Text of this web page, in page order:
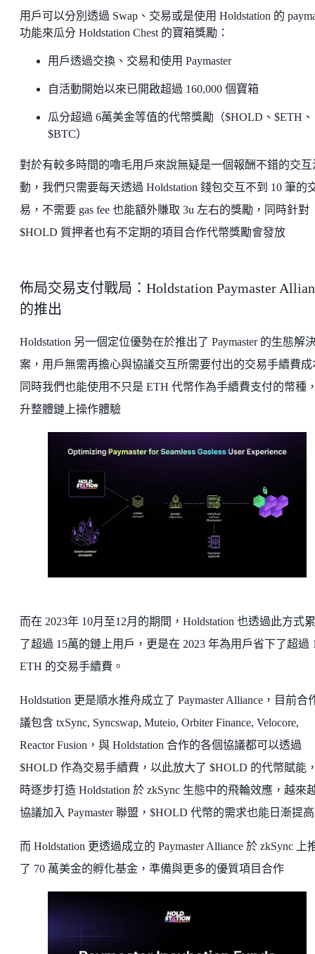
用戶可以分別透過 Swap、交易或是使用 Holdstation 的
功能來瓜分 Holdstation Chest 的寶箱獎勵：
用戶透過交換、交易和使用 Paymaster
自活動開始以來已開啟超過 160,000 個寶箱
瓜分超過 6萬美金等值的代幣獎勵（$HOLD、$ETH、
$BTC）
對於有較多時間的嚕毛用戶來說無疑是一個報酬不錯的交互
動，我們只需要每天透過 Holdstation 錢包交互不到 10 筆的
易，不需要 gas fee 也能額外賺取 3u 左右的獎勵，同時針對
$HOLD 質押者也有不定期的項目合作代幣獎勵會發放
佈局交易支付戰局：Holdstation Paymaster
的推出
Holdstation 另一個定位優勢在於推出了 Paymaster 的生態解
案，用戶無需再擔心與協議交互所需要付出的交易手續費成
同時我們也能使用不只是 ETH 代幣作為手續費支付的幣種
升整體鏈上操作體驗
而在 2023年 10月至12月的期間，Holdstation 也透過此方式
了超過 15萬的鏈上用戶，更是在 2023 年為用戶省下了超過
ETH 的交易手續費。
Holdstation 更是順水推舟成立了 Paymaster Alliance，目前合
議包含 txSync, Syncswap, Muteio, Orbiter Finance, Velocore,
Reactor Fusion，與 Holdstation 合作的各個協議都可以透過
$HOLD 作為交易手續費，以此放大了 $HOLD 的代幣賦能
時逐步打造 Holdstation 於 zkSync 生態中的飛輪效應，越來
協議加入 Paymaster 聯盟，$HOLD 代幣的需求也能日漸提
而 Holdstation 更透過成立的 Paymaster Alliance 於 zkSync 上
了 70 萬美金的孵化基金，準備與更多的優質項目合作